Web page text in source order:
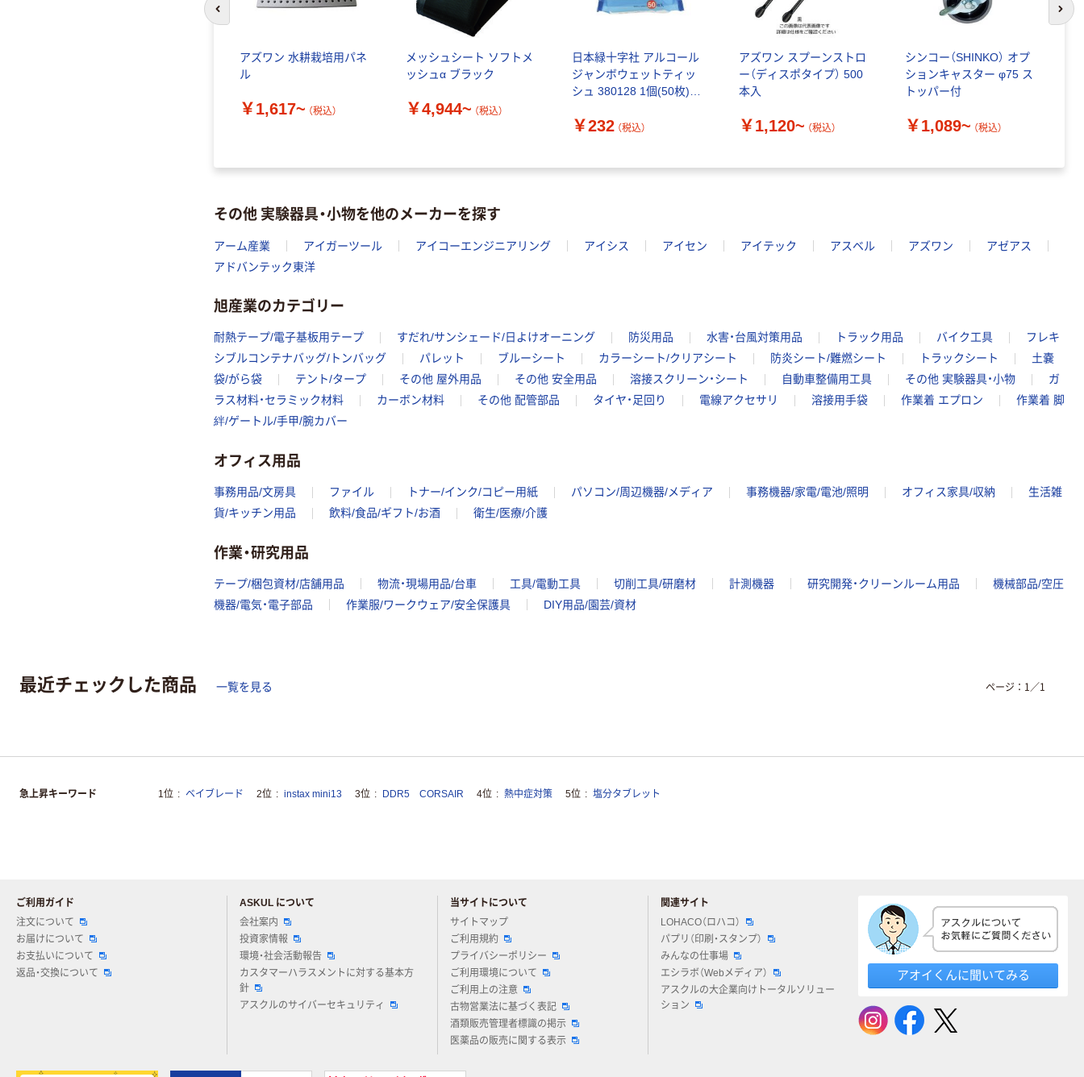
アズワン 水耕栽培用パネ
ル
￥1,617~ （税込）
メッシュシート ソフトメ
ッシュα ブラック
￥4,944~ （税込）
日本緑十字社 アルコール
ジャンボウェットティッ
シュ 380128 1個(50枚)
￥232 （税込）
アズワン スプーンストロ
ー（ディスポタイプ） 500
本入
￥1,120~ （税込）
シンコー（SHINKO） オプ
ションキャスター φ75 ス
トッパー付
￥1,089~ （税込）
前のスライドへ 次
その他 実験器具・小物を他のメーカーを探す
アーム産業 アイガーツール アイコーエンジニアリング アイシス アイセン アイテック アスベル アズワン
アゼアス
アドバンテック東洋
旭産業のカテゴリー
耐熱テープ/電子基板用テープ すだれ/サンシェード/日よけオーニング 防災用品 水害・台風対策用品 トラック用品 バイク工具
フレキ
シブルコンテナバッグ/トンバッグ
パレット ブルーシート カラーシート/クリアシート 防炎シート/難燃シート トラックシート
土嚢
袋/がら袋
テント/タープ その他 屋外用品 その他 安全用品 溶接スクリーン・シート 自動車整備用工具 その他 実験器具・小物
ガ
ラス材料・セラミック材料
カーボン材料 その他 配管部品 タイヤ・足回り 電線アクセサリ 溶接用手袋 作業着 エプロン
作業着 脚
絆/ゲートル/手甲/腕カバー
オフィス用品
事務用品/文房具 ファイル トナー/インク/コピー用紙 パソコン/周辺機器/メディア 事務機器/家電/電池/照明 オフィス家具/収納
生活雑
貨/キッチン用品
飲料/食品/ギフト/お酒 衛生/医療/介護
作業・研究用品
テープ/梱包資材/店舗用品 物流・現場用品/台車 工具/電動工具 切削工具/研磨材 計測機器 研究開発・クリーンルーム用品
機械部品/空圧
機器/電気・電子部品
作業服/ワークウェア/安全保護具 DIY用品/園芸/資材
最近チェックした商品 一覧を見る ページ： 1 ／1
急上昇キーワード 1位 ベイブレード 2位 instax mini13 3位 DDR5 CORSAIR 4位 熱中症対策 5位 塩分タブレット
ご利用ガイド
注文について
お届けについて
お支払いについて
返品・交換について
ASKUL について
会社案内
投資家情報
環境・社会活動報告
カスタマーハラスメントに対する基本方
針
アスクルのサイバーセキュリティ
当サイトについて
サイトマップ
ご利用規約
プライバシーポリシー
ご利用環境について
ご利用上の注意
古物営業法に基づく表記
酒類販売管理者標識の掲示
医薬品の販売に関する表示
関連サイト
LOHACO（ロハコ）
パプリ（印刷・スタンプ）
みんなの仕事場
エシラボ（Webメディア）
アスクルの大企業向けトータルソリュー
ション
アオイくんに聞いてみる